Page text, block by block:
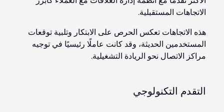
الاتجاهات المستقبلية.
هذه الاتجاهات تعكس الحرص على الابتكار وتلبية توقعات
المستخدمين الحديثة، وقد كانت عاملًا رئيسيًا في توجيه
مراكز الاتصال نحو الريادة التشغيلية.
التقدم التكنولوجي